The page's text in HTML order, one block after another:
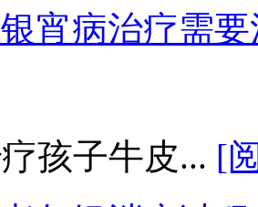
宵病治疗需
孩子牛皮... [